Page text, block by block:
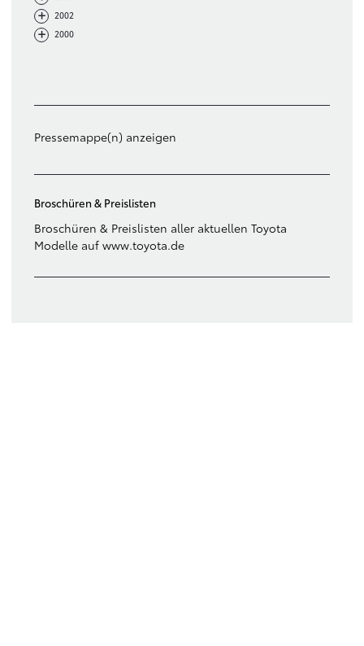
+- 2002
+- 2000
Pressemappe(n) anzeigen
Broschüren & Preislisten
Broschüren & Preislisten aller aktuellen Toyota
Modelle auf www.toyota.de